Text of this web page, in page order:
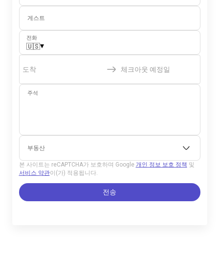
게스트
전화
🇺🇸▾
도착 체크아웃 예정일
주석
부동산
본 사이트는 reCAPTCHA가 보호하며 Google 개인 정보 보호 정책 및
서비스 약관이(가) 적용됩니다.
전송